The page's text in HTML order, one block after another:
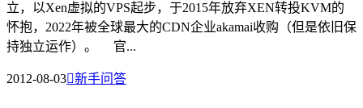
立，以Xen虚拟的VPS起步，于2015年放弃XEN转投KVM的
怀抱，2022年被全球最大的CDN企业akamai收购（但是依旧保
持独立运作）。 官...
2012-08-03新手问答